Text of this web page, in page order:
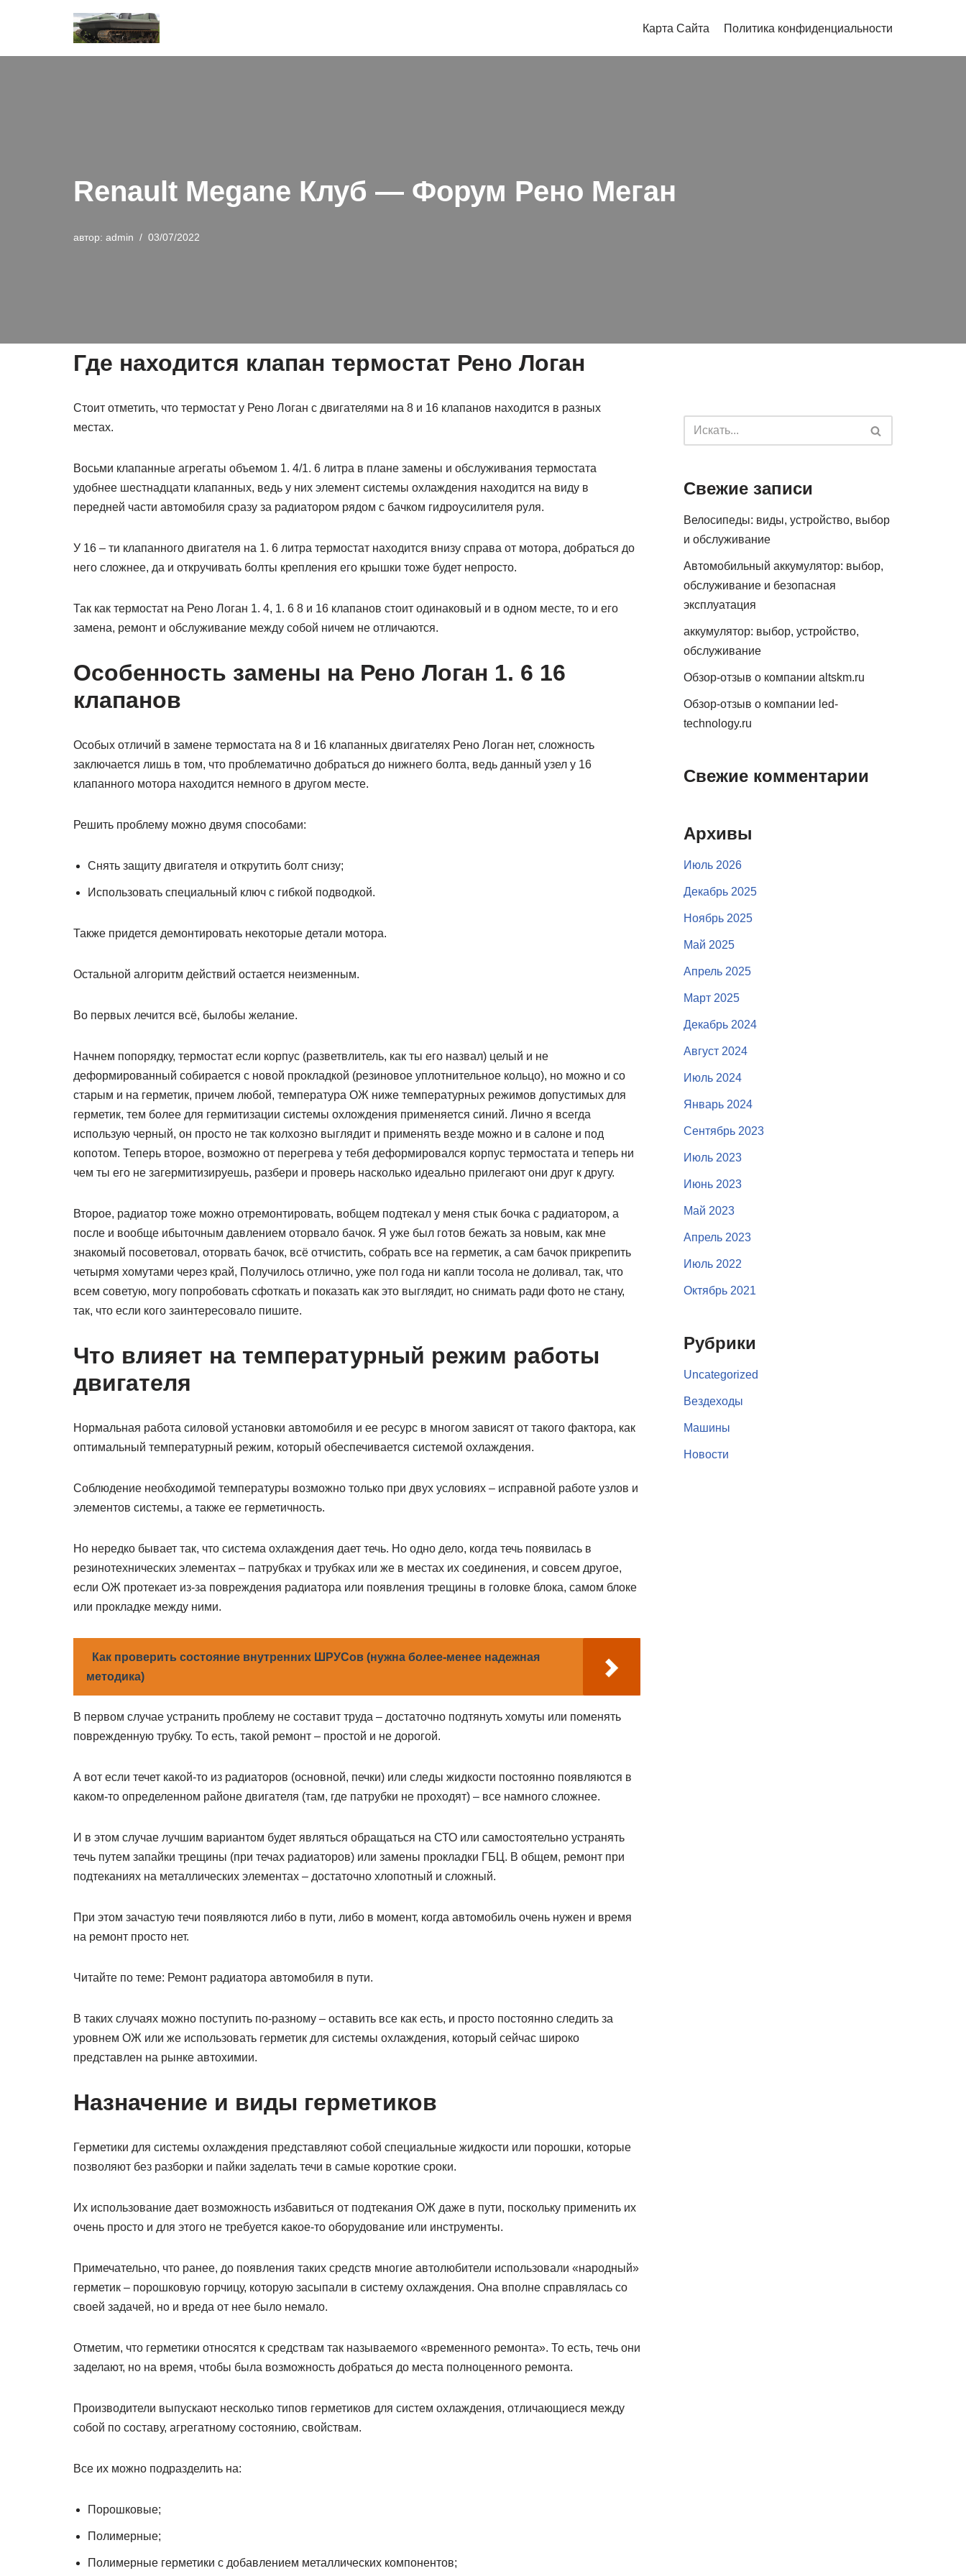
к
Карта Сайта Политика конфиденциальности
Renault Megane Клуб — Форум Рено Меган
автор: admin 03/07/2022
Где находится клапан термостат Рено Логан
Стоит отметить, что термостат у Рено Логан с двигателями на 8 и 16 клапанов находится в разных
местах.
Восьми клапанные агрегаты объемом 1. 4/1. 6 литра в плане замены и обслуживания термостата
удобнее шестнадцати клапанных, ведь у них элемент системы охлаждения находится на виду в
передней части автомобиля сразу за радиатором рядом с бачком гидроусилителя руля.
У 16 – ти клапанного двигателя на 1. 6 литра термостат находится внизу справа от мотора, добраться до
него сложнее, да и откручивать болты крепления его крышки тоже будет непросто.
Так как термостат на Рено Логан 1. 4, 1. 6 8 и 16 клапанов стоит одинаковый и в одном месте, то и его
замена, ремонт и обслуживание между собой ничем не отличаются.
Особенность замены на Рено Логан 1. 6 16
клапанов
Особых отличий в замене термостата на 8 и 16 клапанных двигателях Рено Логан нет, сложность
заключается лишь в том, что проблематично добраться до нижнего болта, ведь данный узел у 16
клапанного мотора находится немного в другом месте.
Решить проблему можно двумя способами:
Снять защиту двигателя и открутить болт снизу;
Использовать специальный ключ с гибкой подводкой.
Также придется демонтировать некоторые детали мотора.
Остальной алгоритм действий остается неизменным.
Во первых лечится всё, былобы желание.
Начнем попорядку, термостат если корпус (разветвлитель, как ты его назвал) целый и не
деформированный собирается с новой прокладкой (резиновое уплотнительное кольцо), но можно и со
старым и на герметик, причем любой, температура ОЖ ниже температурных режимов допустимых для
герметик, тем более для гермитизации системы охлождения применяется синий. Лично я всегда
использую черный, он просто не так колхозно выглядит и применять везде можно и в салоне и под
копотом. Теперь второе, возможно от перегрева у тебя деформировался корпус термостата и теперь ни
чем ты его не загермитизируешь, разбери и проверь насколько идеально прилегают они друг к другу.
Второе, радиатор тоже можно отремонтировать, вобщем подтекал у меня стык бочка с радиатором, а
после и вообще ибыточным давлением оторвало бачок. Я уже был готов бежать за новым, как мне
знакомый посоветовал, оторвать бачок, всё отчистить, собрать все на герметик, а сам бачок прикрепить
четырмя хомутами через край, Получилось отлично, уже пол года ни капли тосола не доливал, так, что
всем советую, могу попробовать сфоткать и показать как это выглядит, но снимать ради фото не стану,
так, что если кого заинтересовало пишите.
Что влияет на температурный режим работы
двигателя
Нормальная работа силовой установки автомобиля и ее ресурс в многом зависят от такого фактора, как
оптимальный температурный режим, который обеспечивается системой охлаждения.
Соблюдение необходимой температуры возможно только при двух условиях – исправной работе узлов и
элементов системы, а также ее герметичность.
Но нередко бывает так, что система охлаждения дает течь. Но одно дело, когда течь появилась в
резинотехнических элементах – патрубках и трубках или же в местах их соединения, и совсем другое,
если ОЖ протекает из-за повреждения радиатора или появления трещины в головке блока, самом блоке
или прокладке между ними.
Как проверить состояние внутренних ШРУСов (нужна более-менее надежная
методика)
В первом случае устранить проблему не составит труда – достаточно подтянуть хомуты или поменять
поврежденную трубку. То есть, такой ремонт – простой и не дорогой.
А вот если течет какой-то из радиаторов (основной, печки) или следы жидкости постоянно появляются в
каком-то определенном районе двигателя (там, где патрубки не проходят) – все намного сложнее.
И в этом случае лучшим вариантом будет являться обращаться на СТО или самостоятельно устранять
течь путем запайки трещины (при течах радиаторов) или замены прокладки ГБЦ. В общем, ремонт при
подтеканиях на металлических элементах – достаточно хлопотный и сложный.
При этом зачастую течи появляются либо в пути, либо в момент, когда автомобиль очень нужен и время
на ремонт просто нет.
Читайте по теме: Ремонт радиатора автомобиля в пути.
В таких случаях можно поступить по-разному – оставить все как есть, и просто постоянно следить за
уровнем ОЖ или же использовать герметик для системы охлаждения, который сейчас широко
представлен на рынке автохимии.
Назначение и виды герметиков
Герметики для системы охлаждения представляют собой специальные жидкости или порошки, которые
позволяют без разборки и пайки заделать течи в самые короткие сроки.
Их использование дает возможность избавиться от подтекания ОЖ даже в пути, поскольку применить их
очень просто и для этого не требуется какое-то оборудование или инструменты.
Примечательно, что ранее, до появления таких средств многие автолюбители использовали «народный»
герметик – порошковую горчицу, которую засыпали в систему охлаждения. Она вполне справлялась со
своей задачей, но и вреда от нее было немало.
Отметим, что герметики относятся к средствам так называемого «временного ремонта». То есть, течь они
заделают, но на время, чтобы была возможность добраться до места полноценного ремонта.
Производители выпускают несколько типов герметиков для систем охлаждения, отличающиеся между
собой по составу, агрегатному состоянию, свойствам.
Все их можно подразделить на:
Порошковые;
Полимерные;
Полимерные герметики с добавлением металлических компонентов;
Свежие записи
Велосипеды: виды, устройство, выбор
и обслуживание
Автомобильный аккумулятор: выбор,
обслуживание и безопасная
эксплуатация
аккумулятор: выбор, устройство,
обслуживание
Обзор-отзыв о компании altskm.ru
Обзор-отзыв о компании led-
technology.ru
Свежие комментарии
Архивы
Июль 2026
Декабрь 2025
Ноябрь 2025
Май 2025
Апрель 2025
Март 2025
Декабрь 2024
Август 2024
Июль 2024
Январь 2024
Сентябрь 2023
Июль 2023
Июнь 2023
Май 2023
Апрель 2023
Июль 2022
Октябрь 2021
Рубрики
Uncategorized
Вездеходы
Машины
Новости